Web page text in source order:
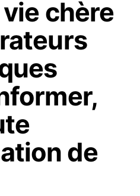
chère
de